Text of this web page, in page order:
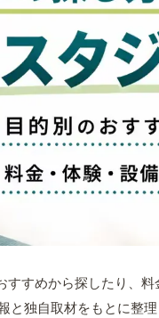
すめから探したり、
独自取材をもとに整理